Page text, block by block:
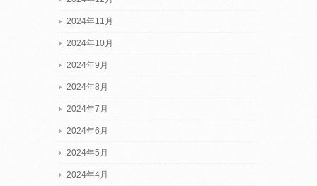
2024年11月
2024年10月
2024年9月
2024年8月
2024年7月
2024年6月
2024年5月
2024年4月